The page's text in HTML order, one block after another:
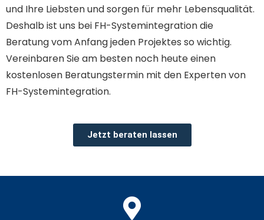
und Ihre Liebsten und sorgen für mehr Lebensqualität.
Deshalb ist uns bei FH-Systemintegration die
Beratung vom Anfang jeden Projektes so wichtig.
Vereinbaren Sie am besten noch heute einen
kostenlosen Beratungstermin mit den Experten von
FH-Systemintegration.
Jetzt beraten lassen